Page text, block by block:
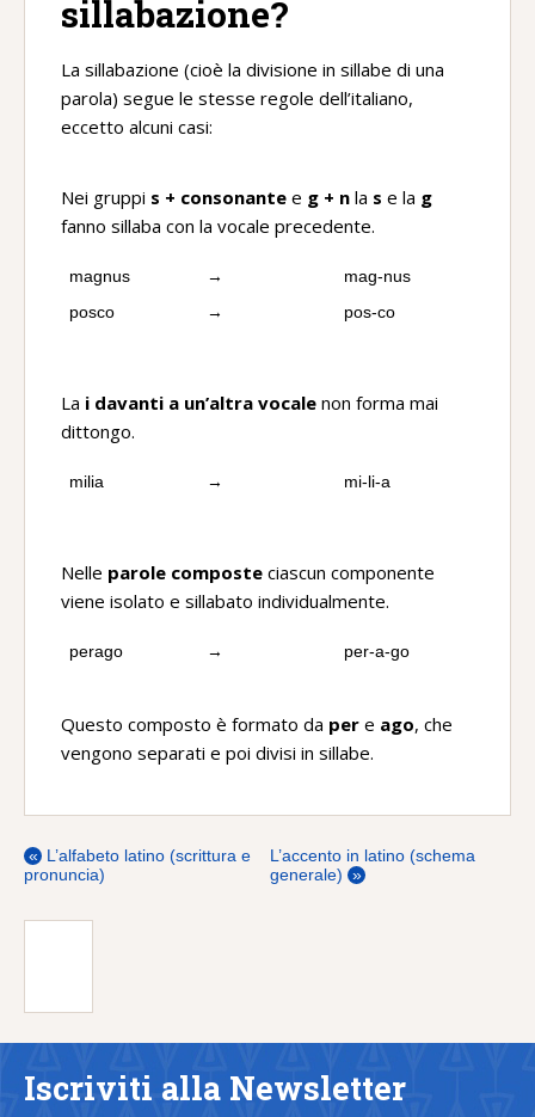
sillabazione?
La sillabazione (cioè la divisione in sillabe di una
parola) segue le stesse regole dell’italiano,
eccetto alcuni casi:
Nei gruppi s + consonante e g + n la s e la g
fanno sillaba con la vocale precedente.
magnus →
mag-nus
posco
→ pos-co
La i davanti a un’altra vocale non forma mai
dittongo.
milia → mi-li-a
Nelle parole composte ciascun componente
viene isolato e sillabato individualmente.
perago → per-a-go
Questo composto è formato da per e ago, che
vengono separati e poi divisi in sillabe.
« L’alfabeto latino (scrittura e
pronuncia)
L’accento in latino (schema
generale) »
Iscriviti alla Newsletter